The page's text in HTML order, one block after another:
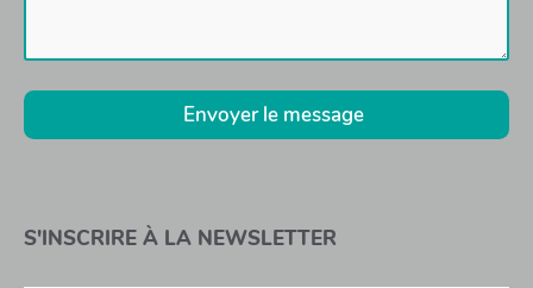
Envoyer le message
S'INSCRIRE À LA NEWSLETTER